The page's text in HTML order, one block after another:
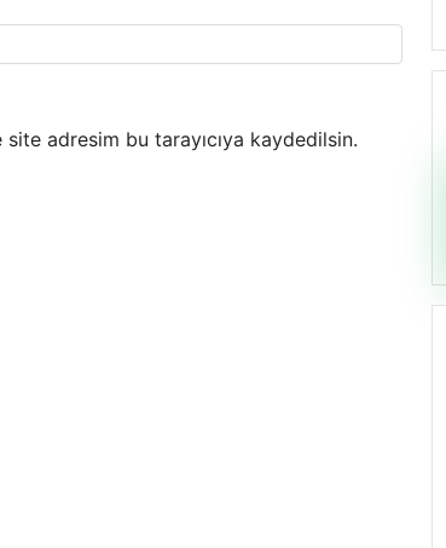
adresim bu tarayıcıya kaydedilsin.